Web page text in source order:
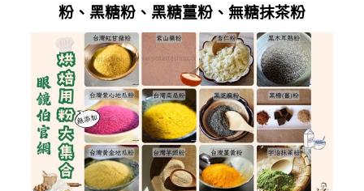
粉、黑糖粉、黑糖薑粉、無糖抹茶粉